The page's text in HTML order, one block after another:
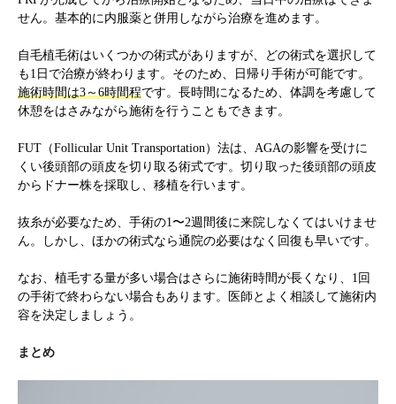
せん。基本的に内服薬と併用しながら治療を進めます。
自毛植毛術はいくつかの術式がありますが、どの術式を選択して
も1日で治療が終わります。そのため、日帰り手術が可能です。
施術時間は3～6時間程です。長時間になるため、体調を考慮して
休憩をはさみながら施術を行うこともできます。
FUT（Follicular Unit Transportation）法は、AGAの影響を受けに
くい後頭部の頭皮を切り取る術式です。切り取った後頭部の頭皮
からドナー株を採取し、移植を行います。
抜糸が必要なため、手術の1〜2週間後に来院しなくてはいけませ
ん。しかし、ほかの術式なら通院の必要はなく回復も早いです。
なお、植毛する量が多い場合はさらに施術時間が長くなり、1回
の手術で終わらない場合もあります。医師とよく相談して施術内
容を決定しましょう。
まとめ